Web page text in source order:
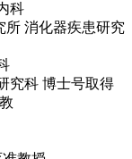
科
所 消化器疾患研究
究科 博士号取得